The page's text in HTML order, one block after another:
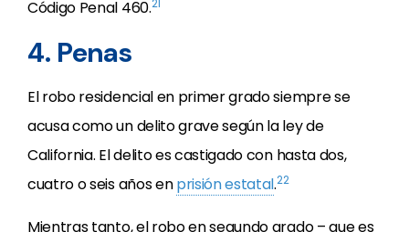
Código Penal 460.21
4. Penas
El robo residencial en primer grado siempre se
acusa como un delito grave según la ley de
California. El delito es castigado con hasta dos,
cuatro o seis años enprisión estatal.22
Mientras tanto, el robo en segundo grado – que es